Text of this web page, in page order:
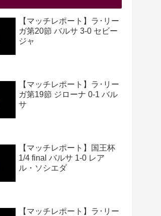
【マッチレポート】ラ･リー
ガ第20節 バルサ 3-0 セビー
ジャ
【マッチレポート】ラ･リー
ガ第19節 ジローナ 0-1 バル
サ
【マッチレポート】国王杯
1/4 final バルサ 1-0 レア
ル・ソシエダ
【マッチレポート】ラ･リー